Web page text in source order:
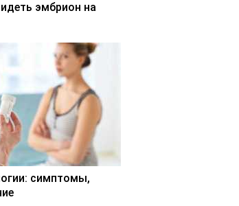
эмбрион на
симптомы,